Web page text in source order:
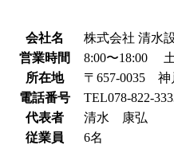
会社名
株式会社 清水
営業時間
8:00〜18:00
所在地
〒657-0035 神
電話番号
TEL078-822-
代表者
清水 康弘
従業員
6名